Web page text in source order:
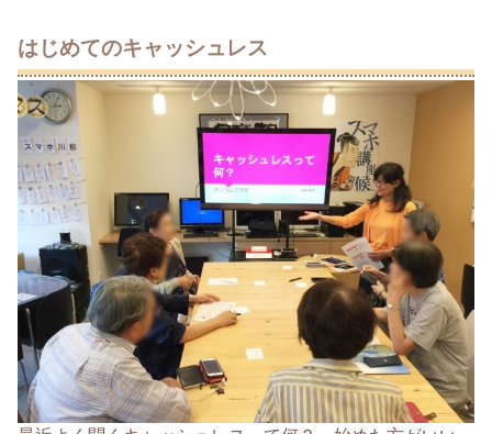
はじめてのキャッシュレス